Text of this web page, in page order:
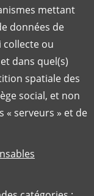
mettant
données de
ou
dans quel(s)
spatiale des
social, et non
« serveurs » et de